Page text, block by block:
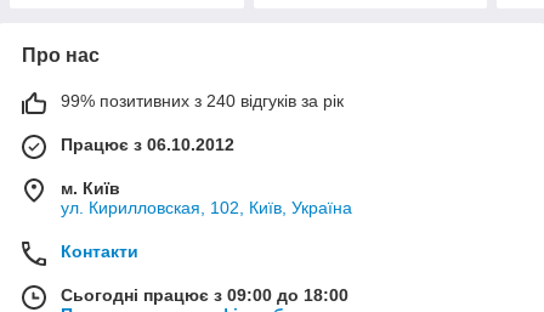
Про нас
99% позитивних з 240 відгуків за рік
Працює з 06.10.2012
м. Київ
ул. Кирилловская, 102, Київ, Україна
Контакти
Сьогодні працює з 09:00 до 18:00